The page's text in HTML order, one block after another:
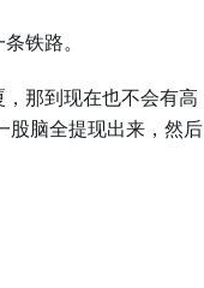
铁路。
那到现在也不会有高
股脑全提现出来，然后